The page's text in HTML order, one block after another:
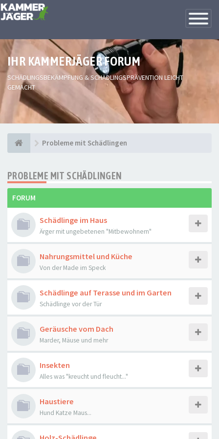
Toggle
IHR KAMMERJÄGER FORUM
SCHÄDLINGSBEKÄMPFUNG & SCHÄDLINGSPRÄVENTION LEICHT
GEMACHT
Probleme mit Schädlingen
PROBLEME MIT SCHÄDLINGEN
FORUM
Schädlinge im Haus
Ärger mit ungebetenen "Mitbewohnern"
Nahrungsmittel und Küche
Von der Made im Speck
Schädlinge auf Terasse und im Garten
Schädlinge vor der Tür
Geräusche vom Dach
Marder, Mäuse und mehr
Insekten
Alles was "kreucht und fleucht..."
Haustiere
Hund Katze Maus...